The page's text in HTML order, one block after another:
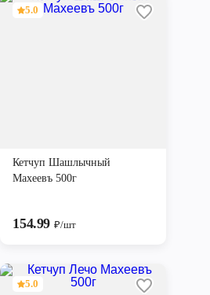
5.0
Кетчуп Шашлычный
Махеевъ 500г
154.99 ₽/шт
5.0